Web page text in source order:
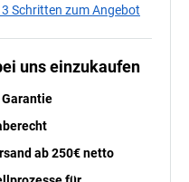
Schritten zum Angebot
uns einzukaufen
Garantie
ab 250€ netto